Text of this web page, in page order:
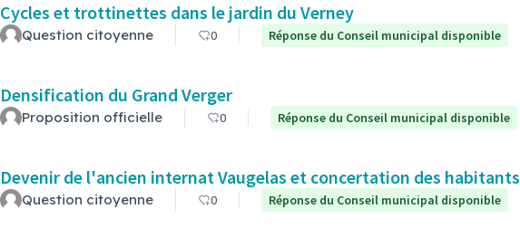
Cycles et trottinettes dans le jardin du Verney
Question citoyenne 0 Réponse du Conseil municipal disponible
Densification du Grand Verger
Proposition officielle 0 Réponse du Conseil municipal disponible
Devenir de l'ancien internat Vaugelas et concertation des habitants
Question citoyenne 0 Réponse du Conseil municipal disponible